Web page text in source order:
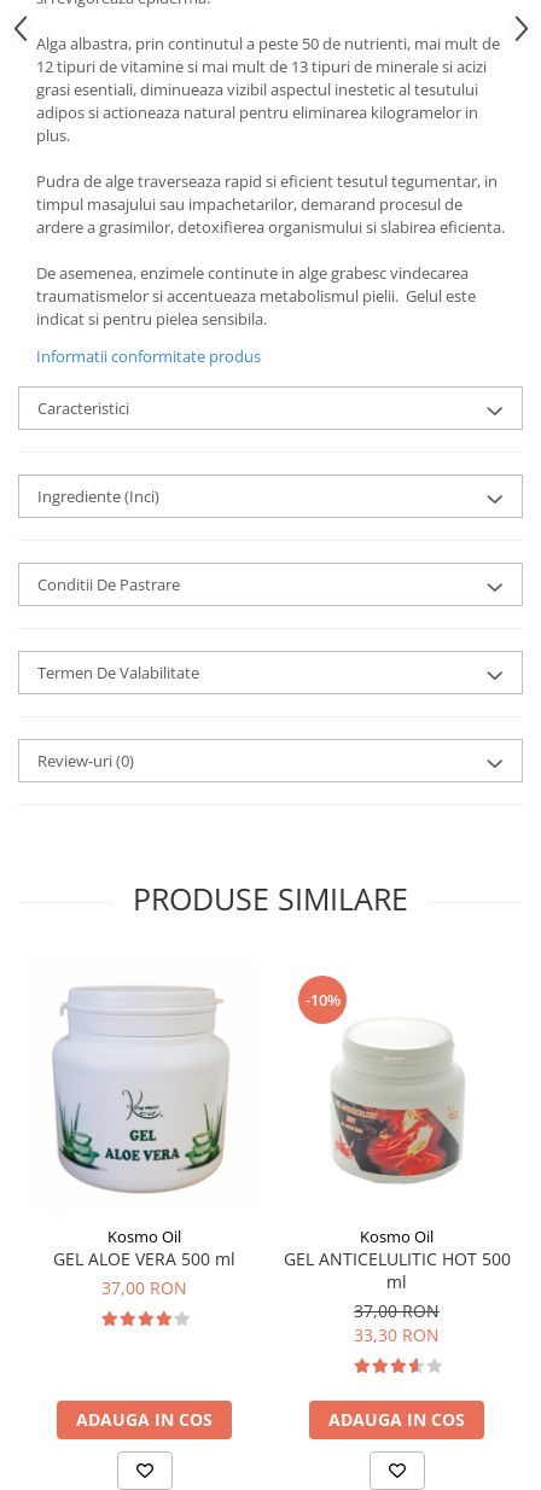
Alga albastra, prin continutul a peste 50 de nutrienti, mai mult de
12 tipuri de vitamine si mai mult de 13 tipuri de minerale si acizi
grasi esentiali, diminueaza vizibil aspectul inestetic al tesutului
adipos si actioneaza natural pentru eliminarea kilogramelor in
plus.
Pudra de alge traverseaza rapid si eficient tesutul tegumentar, in
timpul masajului sau impachetarilor, demarand procesul de
ardere a grasimilor, detoxifierea organismului si slabirea eficienta.
De asemenea, enzimele continute in alge grabesc vindecarea
traumatismelor si accentueaza metabolismul pielii. Gelul este
indicat si pentru pielea sensibila.
Informatii conformitate produs
Caracteristici
Ingrediente (Inci)
Conditii De Pastrare
Termen De Valabilitate
Review-uri(0)
PRODUSE SIMILARE
Kosmo Oil
GEL ALOE VERA 500 ml
37,00 RON
ADAUGA IN COS
-10%
Kosmo Oil
GEL ANTICELULITIC HOT 500
ml
37,00 RON
33,30 RON
ADAUGA IN COS